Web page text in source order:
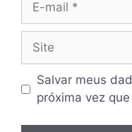
Site
Salvar meus
próxima vez